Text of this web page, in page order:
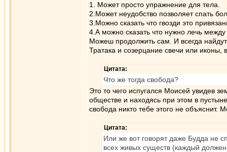
1. Может просто упражнение для тела.
2.Может неудобство позволяет спать
3.Можно сказать что гвозди это
4.А можно сказать что нужно лечь
Можеш продолжить сам. И всегда
Тратака и созерцание свечи или иконы,
Цитата:
Что же тогда свобода?
Это то чего испугался Моисей увидев
обществе и находясь при этом в
свобода никто тебе этого не объяснит.
Цитата:
Или же вот говорят даже Будда не
всех живых существ (каждый